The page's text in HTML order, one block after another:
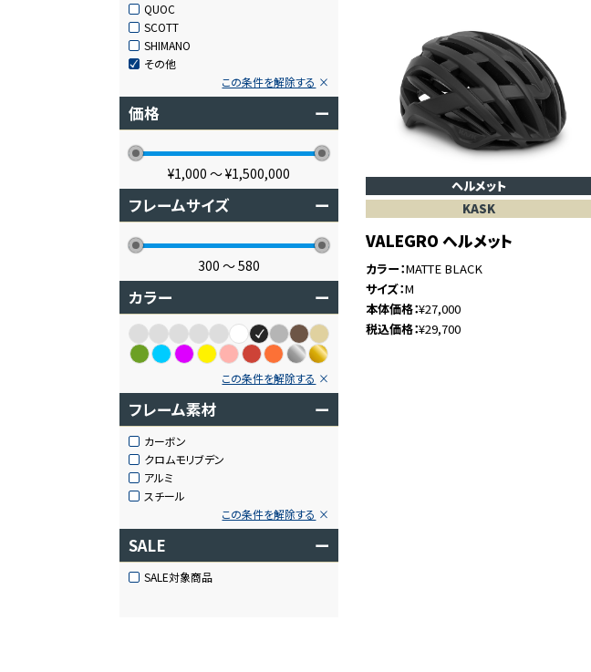
QUOC
SCOTT
SHIMANO
その他
この条件を解除する
価格 ー
¥1,000 〜¥1,500,000
フレームサイズ ー
300 〜580
カラー ー
この条件を解除する
フレーム素材 ー
カーボン
クロムモリブデン
アルミ
スチール
この条件を解除する
SALE ー
SALE対象商品
ヘルメット
KASK
VALEGRO ヘルメット
カラー MATTE BLACK
サイズ M
本体価格 ¥27,000
税込価格 ¥29,700